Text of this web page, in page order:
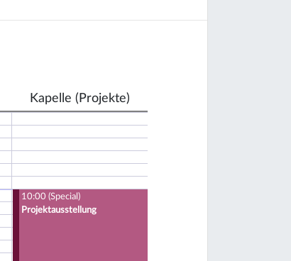
Kapelle (Projekte)
10:00 (Special)
Projektausstellung